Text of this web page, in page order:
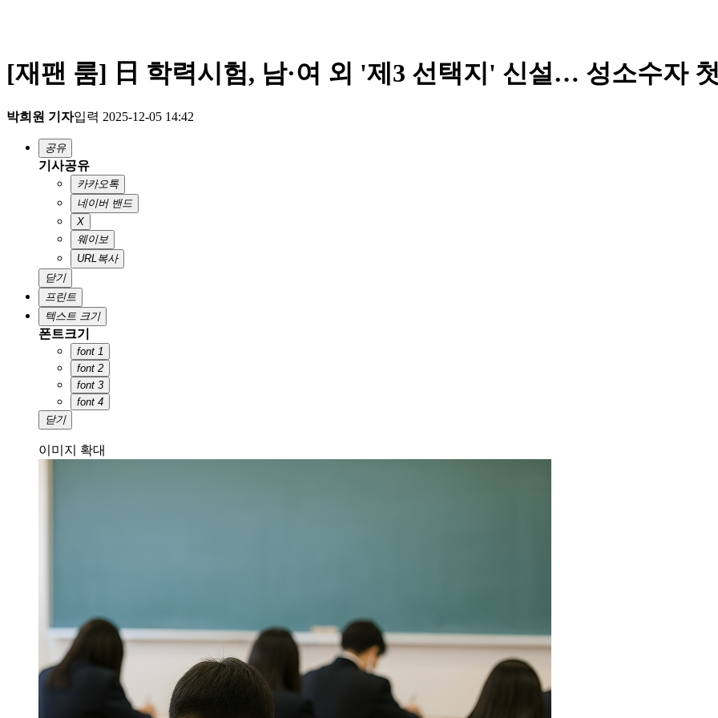
[재팬 룸] 日 학력시험, 남·여 외 '제3 선택지' 신설… 성소수자
박희원 기자입력 2025-12-05 14:42
공유
기사공유
카카오톡
네이버 밴드
X
웨이보
URL복사
닫기
프린트
텍스트 크기
폰트크기
font 1
font 2
font 3
font 4
닫기
이미지 확대